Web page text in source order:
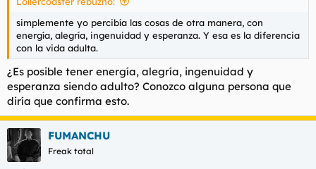
simplemente yo percibía las cosas de otra manera, con
energía, alegría, ingenuidad y esperanza. Y esa es la diferencia
con la vida adulta.
¿Es posible tener energía, alegría, ingenuidad y
esperanza siendo adulto? Conozco alguna persona que
diría que confirma esto.
FUMANCHU
Freak total